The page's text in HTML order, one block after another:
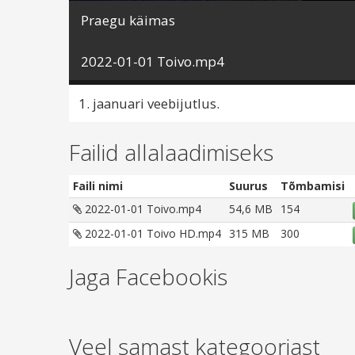
Praegu käimas
2022-01-01 Toivo.mp4
1. jaanuari veebijutlus.
Failid allalaadimiseks
Faili nimi Suurus
Tõmbamisi
2022-01-01 Toivo.mp4
54,6 MB 154
2022-01-01 Toivo HD.mp4 315 MB 300
Jaga Facebookis
Veel samast kategooriast